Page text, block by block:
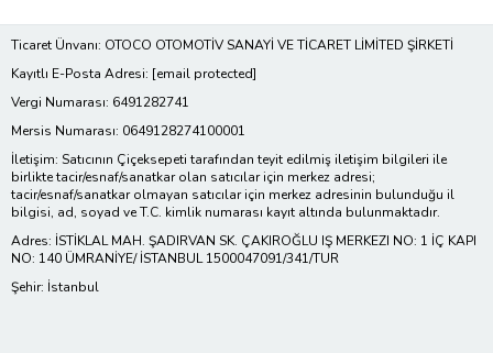
Ticaret Ünvanı: OTOCO OTOMOTİV SANAYİ VE TİCARET LİMİTED ŞİRKETİ
Kayıtlı E-Posta Adresi: [email protected]
Vergi Numarası: 6491282741
Mersis Numarası: 0649128274100001
İletişim: Satıcının Çiçeksepeti tarafından teyit edilmiş iletişim bilgileri ile
birlikte tacir/esnaf/sanatkar olan satıcılar için merkez adresi;
tacir/esnaf/sanatkar olmayan satıcılar için merkez adresinin bulunduğu il
bilgisi, ad, soyad ve T.C. kimlik numarası kayıt altında bulunmaktadır.
Adres: İSTİKLAL MAH. ŞADIRVAN SK. ÇAKIROĞLU IŞ MERKEZI NO: 1 İÇ KAPI
NO: 140 ÜMRANİYE/ İSTANBUL 1500047091/341/TUR
Şehir: İstanbul